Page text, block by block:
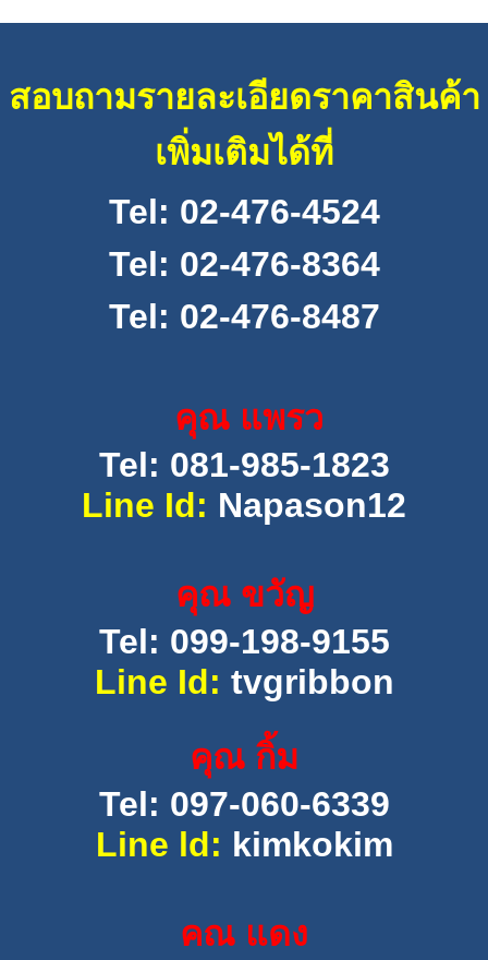
สอบถามรายละเอียดราคาสินค้า
เพิ่มเติมได้ที่
Tel: 02-476-4524
Tel: 02-476-8364
Tel: 02-476-8487
คุณ แพรว
Tel: 081-985-1823
Line Id: Napason12
คุณ ขวัญ
Tel: 099-198-9155
Line Id: tvgribbon
คุณ กิ้ม
Tel: 097-060-6339
Line ld: kimkokim
คณ แดง